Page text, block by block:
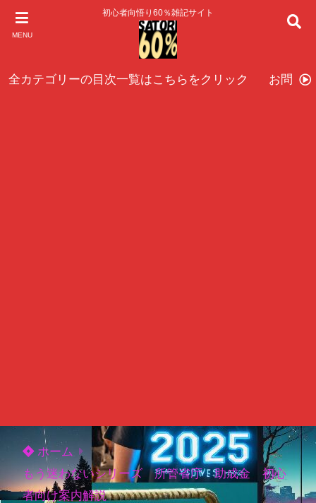
MENU
初心者向悟り60％雑記サイト
全カテゴリーの目次一覧はこちらをクリック お問い
ホーム
もう迷わないシリーズ 所管省庁 助成金 初心
者向け案内解説